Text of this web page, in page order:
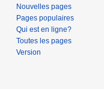
Nouvelles pages
Pages populaires
Qui est en ligne?
Toutes les pages
Version